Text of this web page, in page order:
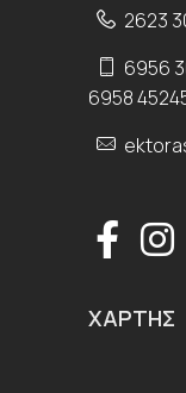
2623
6956
6958
ΧΆΡΤΗΣ